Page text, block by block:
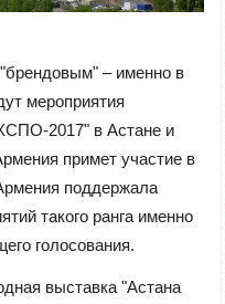
"брендовым" – именно в
мероприятия
2017" в Астане и
примет участие в
поддержала
такого ранга именно
голосования.
выставка "Астана